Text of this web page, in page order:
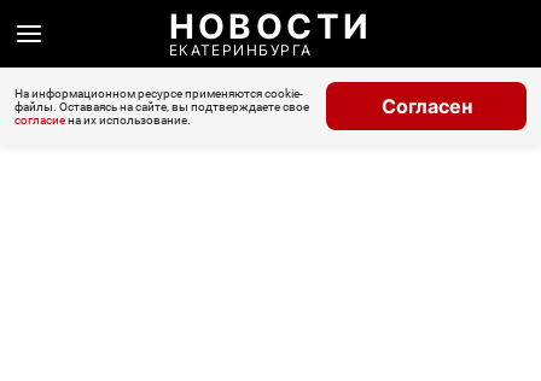
НОВОСТИ
ЕКАТЕРИНБУРГА
На информационном ресурсе применяются cookie-
файлы. Оставаясь на сайте, вы подтверждаете свое
согласиена их использование.
Согласен